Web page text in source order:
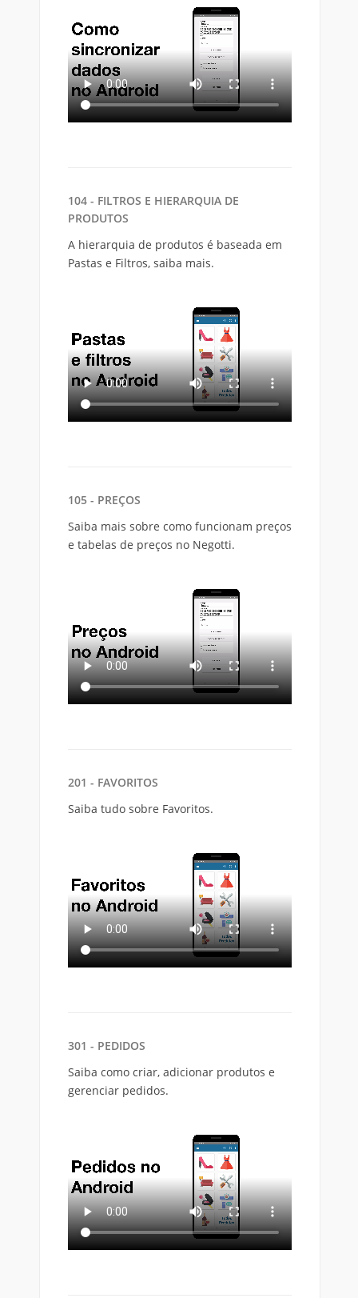
104 - FILTROS E HIERARQUIA DE
PRODUTOS
A hierarquia de produtos é baseada em
Pastas e Filtros, saiba mais.
105 - PREÇOS
Saiba mais sobre como funcionam preços
e tabelas de preços no Negotti.
201 - FAVORITOS
Saiba tudo sobre Favoritos.
301 - PEDIDOS
Saiba como criar, adicionar produtos e
gerenciar pedidos.